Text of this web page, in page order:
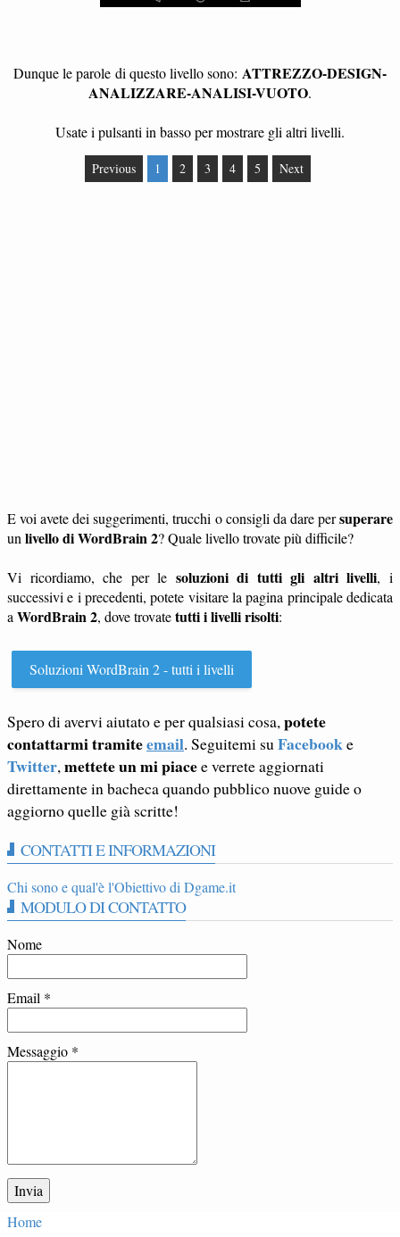
Dunque le parole di questo livello sono: ATTREZZO-DESIGN-
ANALIZZARE-ANALISI-VUOTO.
Usate i pulsanti in basso per mostrare gli altri livelli.
Previous 1 2 3 4 5 Next
E voi avete dei suggerimenti, trucchi o consigli da dare persuperare
un livello di WordBrain 2? Quale livello trovate più difficile?
Vi ricordiamo, che per le soluzioni di tutti gli altri livelli, i
successivi e i precedenti, potete visitare la pagina principale dedicata
a WordBrain 2, dove trovatetutti i livelli risolti:
Soluzioni WordBrain 2 - tutti i livelli
Spero di avervi aiutato e per qualsiasi cosa,potete
contattarmi tramiteemail. Seguitemi suFacebooke
Twitter,mettete un mi piacee verrete aggiornati
direttamente in bacheca quando pubblico nuove guide o
aggiorno quelle già scritte!
CONTATTI E INFORMAZIONI
Chi sono e qual'è l'Obiettivo di Dgame.it
MODULO DI CONTATTO
Nome
Email *
Messaggio *
Home